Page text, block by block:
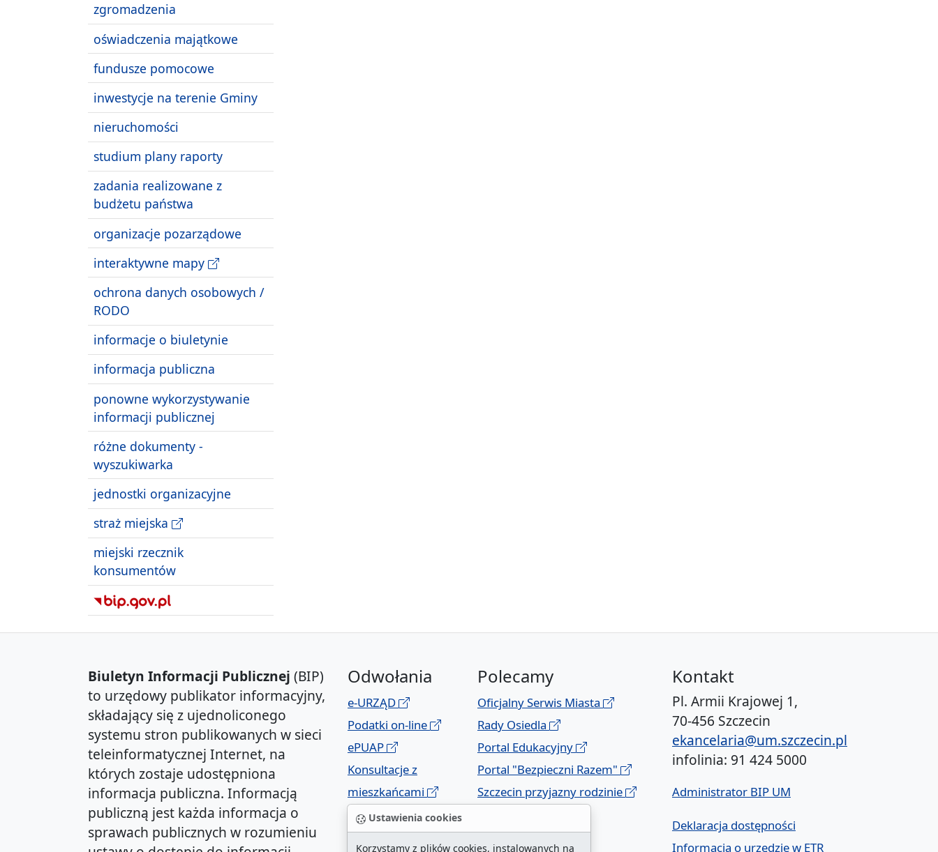
Ustawienia cookies
Korzystamy z plików cookies, instalowanych na
zgromadzenia
oświadczenia majątkowe
fundusze pomocowe
inwestycje na terenie Gminy
nieruchomości
studium plany raporty
zadania realizowane z
budżetu państwa
organizacje pozarządowe
interaktywne mapy
ochrona danych osobowych /
RODO
informacje o biuletynie
informacja publiczna
ponowne wykorzystywanie
informacji publicznej
różne dokumenty -
wyszukiwarka
jednostki organizacyjne
straż miejska
miejski rzecznik
konsumentów
Biuletyn Informacji Publicznej (BIP)
to urzędowy publikator informacyjny,
składający się z ujednoliconego
systemu stron publikowanych w sieci
teleinformatycznej Internet, na
których zostaje udostępniona
informacja publiczna. Informacją
publiczną jest każda informacja o
sprawach publicznych w rozumieniu
Odwołania
e-URZĄD
Podatki on-line
ePUAP
Konsultacje z
mieszkańcami
Geoportal
Polecamy
Oficjalny Serwis Miasta
Rady Osiedla
Portal Edukacyjny
Portal "Bezpieczni Razem"
Szczecin przyjazny rodzinie
Kontakt
Pl. Armii Krajowej 1,
70-456 Szczecin
ekancelaria@um.szczecin.pl
infolinia: 91 424 5000
Administrator BIP UM
Deklaracja dostępności
Informacja o urzędzie w ETR